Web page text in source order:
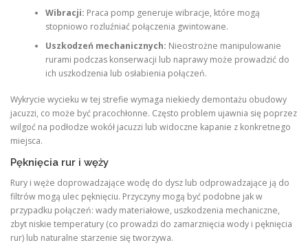
Wibracji: Praca pomp generuje wibracje, które mogą
stopniowo rozluźniać połączenia gwintowane.
Uszkodzeń mechanicznych: Nieostrożne manipulowanie
rurami podczas konserwacji lub naprawy może prowadzić do
ich uszkodzenia lub osłabienia połączeń.
Wykrycie wycieku w tej strefie wymaga niekiedy demontażu obudowy
jacuzzi, co może być pracochłonne. Często problem ujawnia się poprzez
wilgoć na podłodze wokół jacuzzi lub widoczne kapanie z konkretnego
miejsca.
Pęknięcia rur i węży
Rury i węże doprowadzające wodę do dysz lub odprowadzające ją do
filtrów mogą ulec pęknięciu. Przyczyny mogą być podobne jak w
przypadku połączeń: wady materiałowe, uszkodzenia mechaniczne,
zbyt niskie temperatury (co prowadzi do zamarznięcia wody i pęknięcia
rur) lub naturalne starzenie się tworzywa.